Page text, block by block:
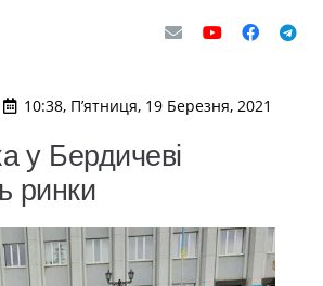
10:38, П’ятниця, 19 Березня, 2021
у Бердичеві
ринки